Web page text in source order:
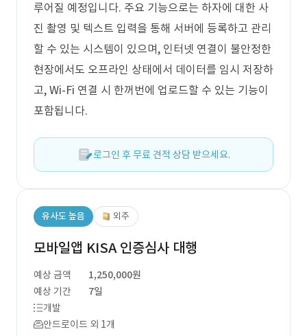
루어질 예정입니다. 주요 기능으로는 하자에 대한 사
진 촬영 및 텍스트 입력을 통해 서버에 등록하고 관리
할 수 있는 시스템이 있으며, 인터넷 연결이 불안정한
현장에서도 오프라인 상태에서 데이터를 임시 저장하
고, Wi-Fi 연결 시 한꺼번에 업로드할 수 있는 기능이
포함됩니다.
로그인 후 무료 견적 상담 받으세요.
유사도 높음 외주
모바일앱 KISA 인증심사 대행
예상 금액
1,250,000원
예상 기간
7일
개발
안드로이드 외 1개